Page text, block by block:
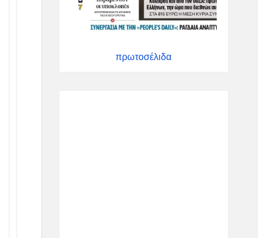
πρωτοσέλιδα